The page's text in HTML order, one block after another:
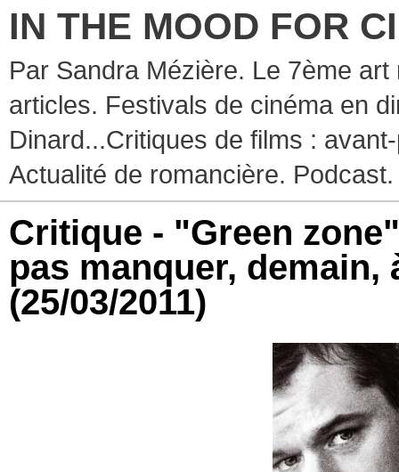
IN THE MOOD FOR
Par Sandra Mézière. Le 7ème
articles. Festivals de cinéma en
Dinard...Critiques de films :
Actualité de romancière. Podcast.
Critique - "Green
pas manquer, demain,
(25/03/2011)